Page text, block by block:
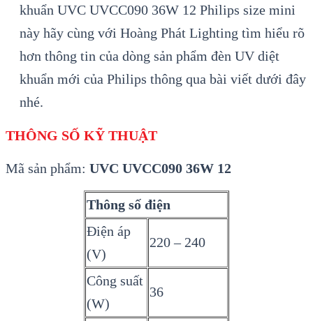
khuẩn UVC UVCC090 36W 12 Philips size mini
này hãy cùng với Hoàng Phát Lighting tìm hiểu rõ
hơn thông tin của dòng sản phẩm đèn UV diệt
khuẩn mới của Philips thông qua bài viết dưới đây
nhé.
THÔNG SỐ KỸ THUẬT
Mã sản phẩm: UVC UVCC090 36W 12
Thông số điện
Điện áp
(V)
220 – 240
Công suất
(W)
36